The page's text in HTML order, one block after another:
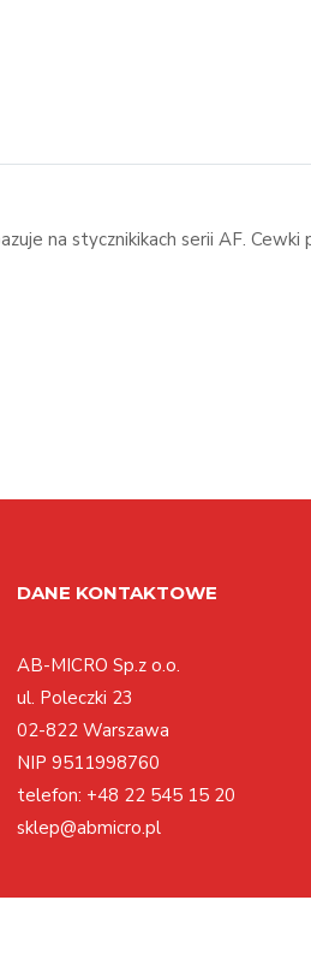
na stycznikikach serii AF. Cewki
DANE KONTAKTOWE
AB-MICRO Sp.z o.o.
ul. Poleczki 23
02-822 Warszawa
NIP 9511998760
telefon: +48 22 545 15 20
sklep@abmicro.pl